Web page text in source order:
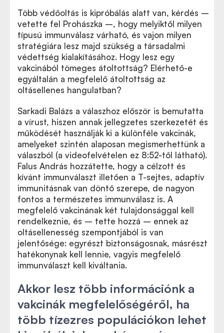
Több védőoltás is kipróbálás alatt van, kérdés –
vetette fel Prohászka –, hogy melyiktől milyen
típusú immunválasz várható, és vajon milyen
stratégiára lesz majd szükség a társadalmi
védettség kialakításához. Hogy lesz egy
vakcinából tömeges átoltottság? Elérhető-e
egyáltalán a megfelelő átoltottság az
oltásellenes hangulatban?
Sarkadi Balázs a válaszhoz először is bemutatta
a vírust, hiszen annak jellegzetes szerkezetét és
működését használják ki a különféle vakcinák,
amelyeket szintén alaposan megismerhettünk a
válaszból (a videofelvételen ez 8:52-től látható).
Falus András hozzátette, hogy a célzott és
kívánt immunválaszt illetően a T-sejtes, adaptív
immunitásnak van döntő szerepe, de nagyon
fontos a természetes immunválasz is. A
megfelelő vakcinának két tulajdonsággal kell
rendelkeznie, és – tette hozzá – ennek az
oltásellenesség szempontjából is van
jelentősége: egyrészt biztonságosnak, másrészt
hatékonynak kell lennie, vagyis megfelelő
immunválaszt kell kiváltania.
Akkor lesz több információnk a
vakcinák megfelelőségéről, ha
több tízezres populációkon lehet